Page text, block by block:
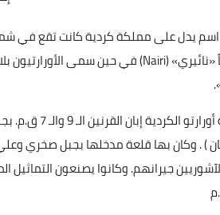
اسم يدل على مملكة كردية كانت تقع في
قامت مملكة
) . وكان بها قلعة مدخلها بجبل صخري
جيرانهم. وكانوا يصنعون التماثيل